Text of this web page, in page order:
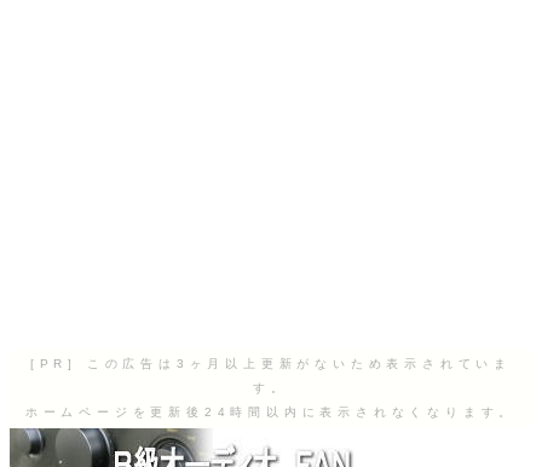
[PR] この広告は3ヶ月以上更新がないため表示されていま
す。
ホームページを更新後24時間以内に表示されなくなります。